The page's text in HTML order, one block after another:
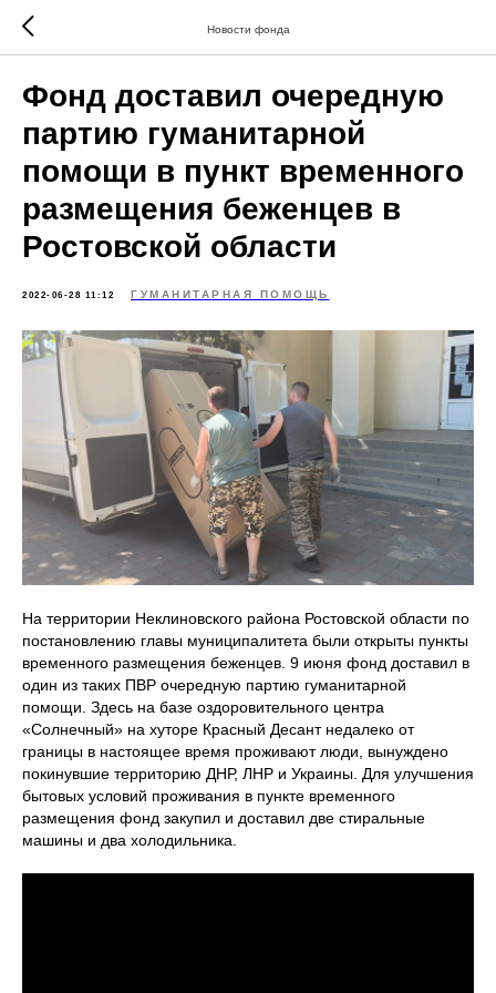
Новости фонда
Фонд доставил очередную
партию гуманитарной
помощи в пункт временного
размещения беженцев в
Ростовской области
2022-06-28 11:12 ГУМАНИТАРНАЯ ПОМОЩЬ
На территории Неклиновского района Ростовской области по
постановлению главы муниципалитета были открыты пункты
временного размещения беженцев. 9 июня фонд доставил в
один из таких ПВР очередную партию гуманитарной
помощи. Здесь на базе оздоровительного центра
«Солнечный» на хуторе Красный Десант недалеко от
границы в настоящее время проживают люди, вынуждено
покинувшие территорию ДНР, ЛНР и Украины. Для улучшения
бытовых условий проживания в пункте временного
размещения фонд закупил и доставил две стиральные
машины и два холодильника.